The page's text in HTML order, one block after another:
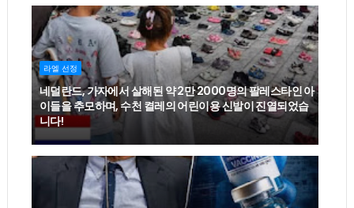
라엘 선정
네덜란드, 가자에서 살해된 약 2만 2000명의 팔레스타인 아
이들을 추모하며, 수천 켤레의 어린이용 신발이 진열되었습
니다!